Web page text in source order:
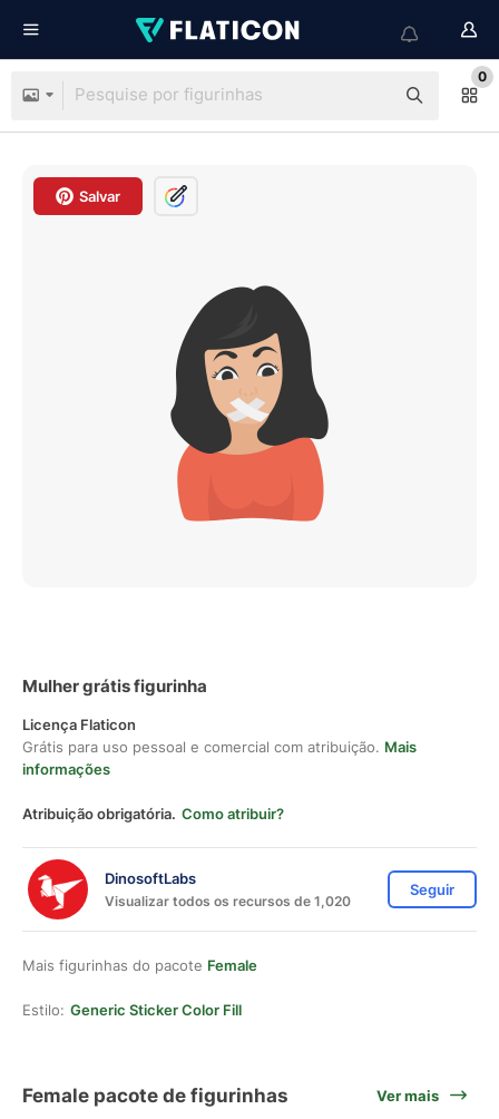
0
Salvar
Mulher grátis figurinha
Licença Flaticon
Grátis para uso pessoal e comercial com atribuição. Mais
informações
Atribuição obrigatória. Como atribuir?
DinosoftLabs
Visualizar todos os recursos de 1,020
Seguir
Mais figurinhas do pacote Female
Estilo: Generic Sticker Color Fill
Female pacote de figurinhas Ver mais